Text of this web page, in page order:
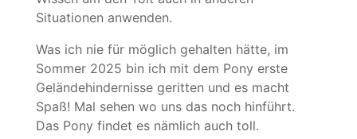
Situationen anwenden.
Was ich nie für möglich gehalten hätte, im
Sommer 2025 bin ich mit dem Pony erste
Geländehindernisse geritten und es macht
Spaß! Mal sehen wo uns das noch hinführt.
Das Pony findet es nämlich auch toll.